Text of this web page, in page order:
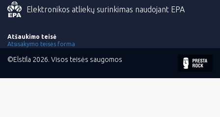
Elektronikos atliekų surinkimas naudojant EPA
Atšaukimo teisė
Atsisakymo teisės forma
©Elstila 2026. Visos teisės saugomos